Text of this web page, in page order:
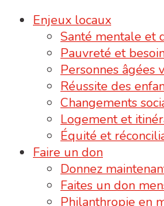
Enjeux locaux
Santé mentale et
Pauvreté et
Personnes âgées
Réussite des
Changements
Logement et
Équité et
Faire un don
Donnez
Faites un don
Philanthropie en